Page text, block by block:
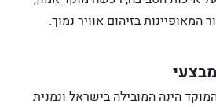
המאופיינות בזיהום אוויר נמוך.
הינה המובילה בישראל ונמנית